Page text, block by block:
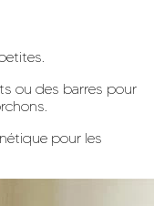
ou des barres pour
pour les